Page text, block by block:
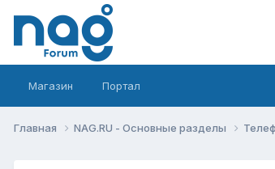
Магазин Портал
Главная NAG.RU - Основные разделы